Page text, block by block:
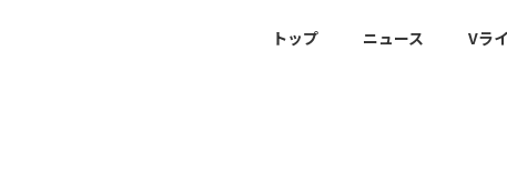
トップ ニュース Vラ